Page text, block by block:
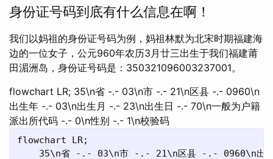
身份证号码到底有什么信息在啊！
我们以妈祖的身份证号码为例，妈祖林默为北宋时期福建海
边的一位女子，公元960年农历3月廿三出生于我们福建莆
田湄洲岛，身份证号码是：350321096003237001。
flowchart LR; 35\n省 -.- 03\n市 -.- 21\n区县 -.- 0960\n
出生年 -.- 03\n出生月 -.- 23\n出生日 -.- 70\n一般为户籍
派出所代码 -.- 0\n性别 -.- 1\n校验码
flowchart LR;